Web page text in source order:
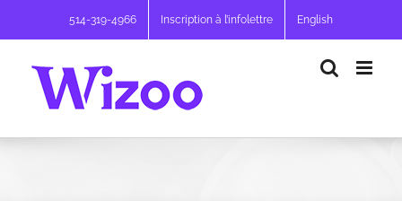
au
514-319-4966 Inscription à l’infolettre English